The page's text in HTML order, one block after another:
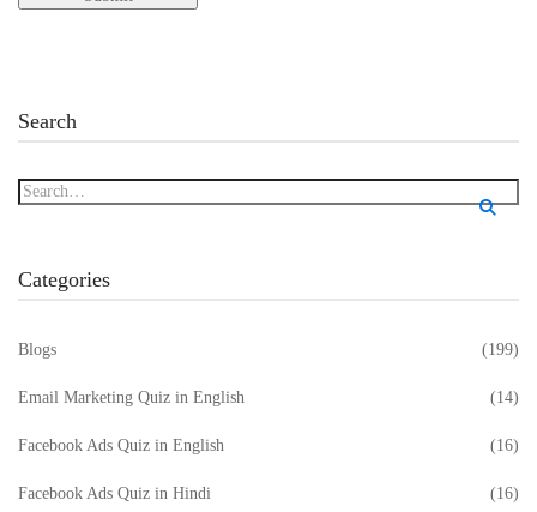
Search
Categories
Blogs (199)
Email Marketing Quiz in English (14)
Facebook Ads Quiz in English (16)
Facebook Ads Quiz in Hindi (16)